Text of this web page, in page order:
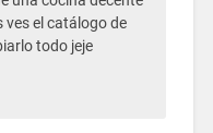
el catálogo de
todo jeje